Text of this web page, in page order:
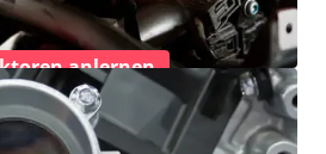
anlernen